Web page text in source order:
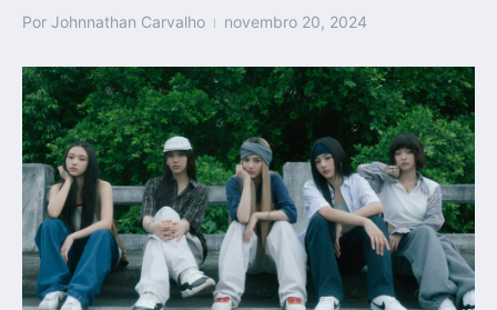
Por Johnnathan Carvalho novembro 20, 2024